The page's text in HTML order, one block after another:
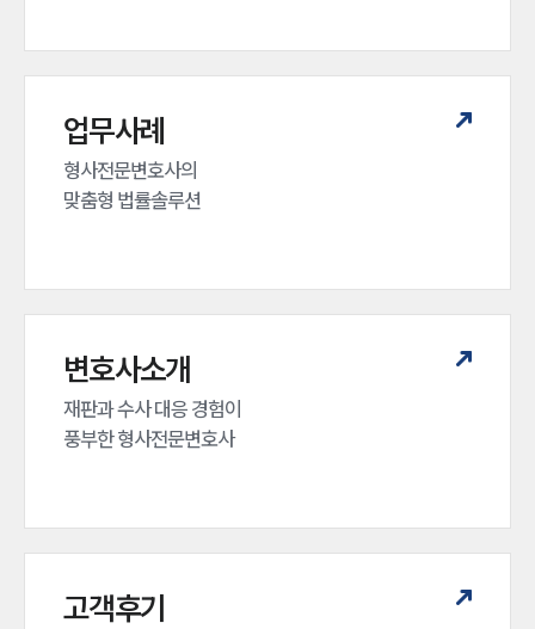
업무사례
형사전문변호사의
맞춤형 법률솔루션
변호사소개
재판과 수사 대응 경험이
풍부한 형사전문변호사
고객후기